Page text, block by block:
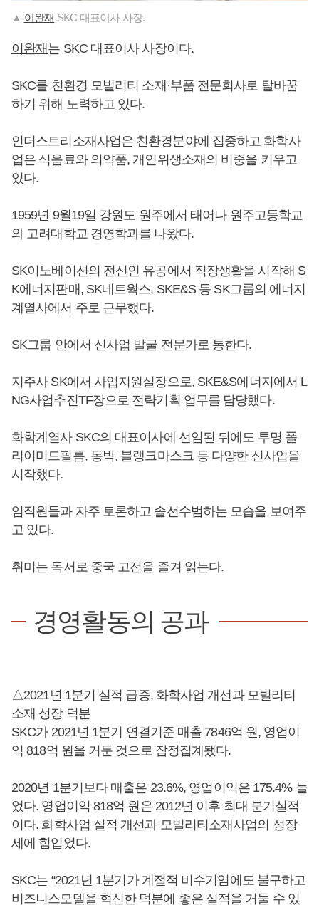
▲ 이완재 SKC 대표이사 사장.
이완재 는 SKC 대표이사 사장이다.
SKC를 친환경 모빌리티 소재·부품 전문회사로 탈바꿈
하기 위해 노력하고 있다.
인더스트리소재사업은 친환경분야에 집중하고 화학사
업은 식음료와 의약품, 개인위생소재의 비중을 키우고
있다.
1959년 9월19일 강원도 원주에서 태어나 원주고등학교
와 고려대학교 경영학과를 나왔다.
SK이노베이션의 전신인 유공에서 직장생활을 시작해 S
K에너지판매, SK네트웍스, SKE&S 등 SK그룹의 에너지
계열사에서 주로 근무했다.
SK그룹 안에서 신사업 발굴 전문가로 통한다.
지주사 SK에서 사업지원실장으로, SKE&S에너지에서 L
NG사업추진TF장으로 전략기획 업무를 담당했다.
화학계열사 SKC의 대표이사에 선임된 뒤에도 투명 폴
리이미드필름, 동박, 블랭크마스크 등 다양한 신사업을
시작했다.
임직원들과 자주 토론하고 솔선수범하는 모습을 보여주
고 있다.
취미는 독서로 중국 고전을 즐겨 읽는다.
경영활동의 공과
△2021년 1분기 실적 급증, 화학사업 개선과 모빌리티
소재 성장 덕분
SKC가 2021년 1분기 연결기준 매출 7846억 원, 영업이
익 818억 원을 거둔 것으로 잠정집계됐다.
2020년 1분기보다 매출은 23.6%, 영업이익은 175.4% 늘
었다. 영업이익 818억 원은 2012년 이후 최대 분기실적
이다. 화학사업 실적 개선과 모빌리티소재사업의 성장
세에 힘입었다.
SKC는 “2021년 1분기가 계절적 비수기임에도 불구하고
비즈니스모델을 혁신한 덕분에 좋은 실적을 거둘 수 있